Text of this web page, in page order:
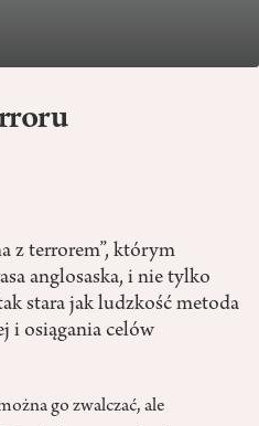
z terrorem”, którym
anglosaska, i nie tylko
stara jak ludzkość metoda
i osiągania celów
go zwalczać, ale